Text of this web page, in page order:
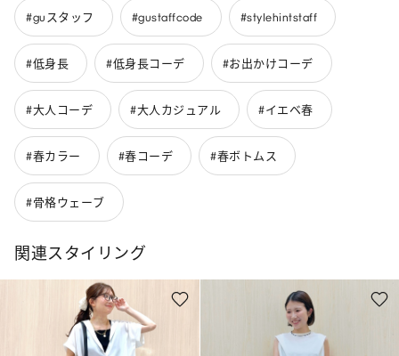
#guスタッフ #gustaffcode #stylehintstaff
#低身長 #低身長コーデ #お出かけコーデ
#大人コーデ #大人カジュアル #イエベ春
#春カラー #春コーデ #春ボトムス
#骨格ウェーブ
関連スタイリング